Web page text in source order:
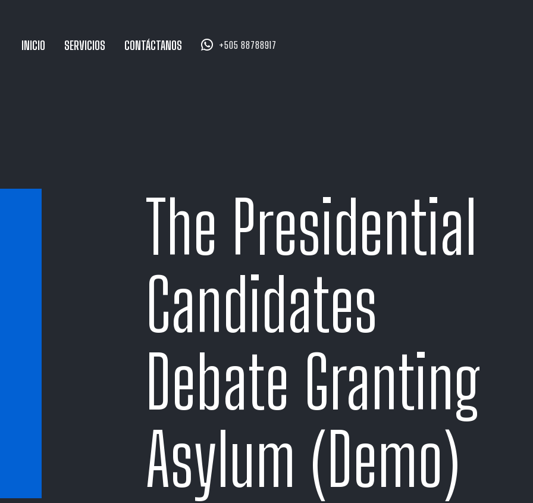
INICIO SERVICIOS CONTÁCTANOS 
 +505 88788917
The Presidential
Candidates
Debate Granting
Asylum (Demo)